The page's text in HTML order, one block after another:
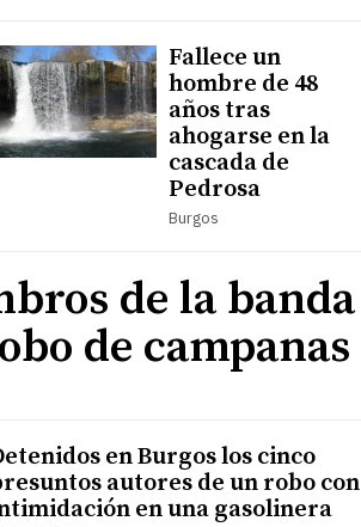
Fallece un
hombre de 48
años tras
ahogarse en la
cascada de
Pedrosa
Burgos
de la banda
de campanas
en Burgos los cinco
autores de un robo con
en una gasolinera